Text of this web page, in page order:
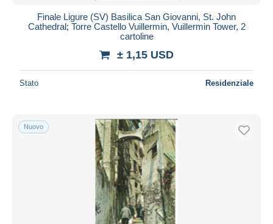
Finale Ligure (SV) Basilica San Giovanni, St. John
Cathedral; Torre Castello Vuillermin, Vuillermin Tower, 2
cartoline
± 1,15 USD
Stato Residenziale
Nuovo